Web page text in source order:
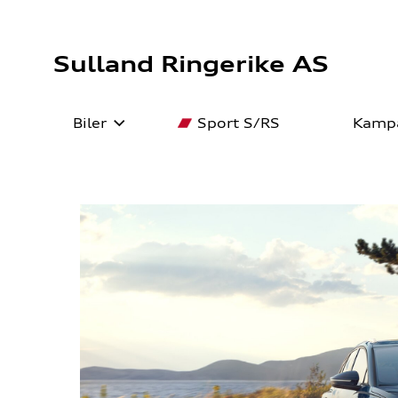
Sulland Ringerike AS
Biler
Bruktbil
Firmabil
Biltilbehør
Sport S/RS
EU-kontroll
Ruteservice